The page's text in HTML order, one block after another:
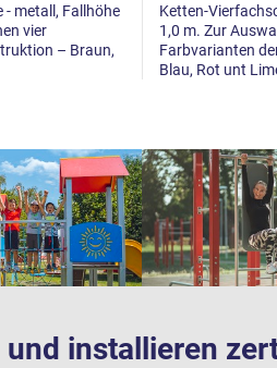
metall, Fallhöhe
vier
– Braun,
Ketten-
1,0 m. Zur
Farbvarianten
Blau, Rot unt
installieren